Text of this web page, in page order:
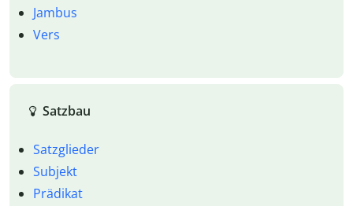
Jambus
Vers
Satzbau
Satzglieder
Subjekt
Prädikat